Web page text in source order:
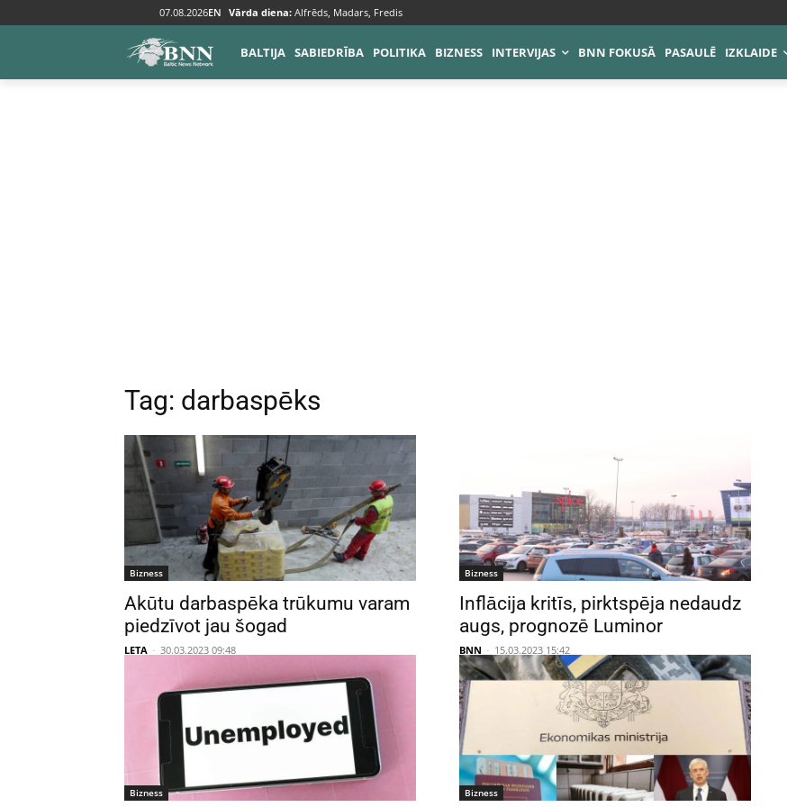
07.08.2026EN Vārda diena: Alfrēds, Madars, Fredis
BALTIJA SABIEDRĪBA POLITIKA BIZNESS INTERVIJAS BNN FOKUSĀ PASAULĒ IZKLAIDE
Tags Darbaspēks
Tag: darbaspēks
Bizness
Akūtu darbaspēka trūkumu varam
piedzīvot jau šogad
LETA - 30.03.2023 09:48
Bizness
Inflācija kritīs, pirktspēja nedaudz
augs, prognozē Luminor
BNN - 15.03.2023 15:42
Bizness Bizness